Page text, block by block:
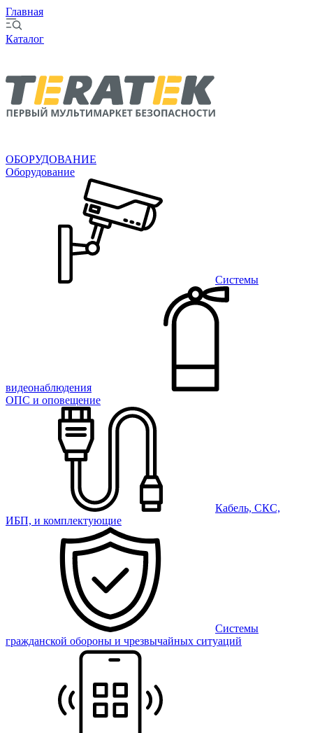
Главная
Каталог
ОБОРУДОВАНИЕ
Оборудование
Системы
видеонаблюдения
ОПС и оповещение
Кабель, СКС,
ИБП, и комплектующие
Системы
гражданской обороны и чрезвычайных ситуаций